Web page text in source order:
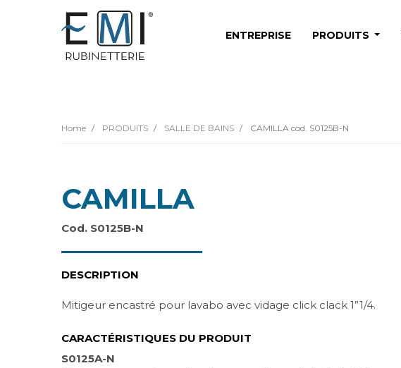
ENTREPRISE PRODUITS
Home PRODUITS SALLE DE BAINS CAMILLA cod. S0125B-N
CAMILLA
Cod. S0125B-N
DESCRIPTION
Mitigeur encastré pour lavabo avec vidage click clack 1”1/4.
CARACTÉRISTIQUES DU PRODUIT
S0125A-N